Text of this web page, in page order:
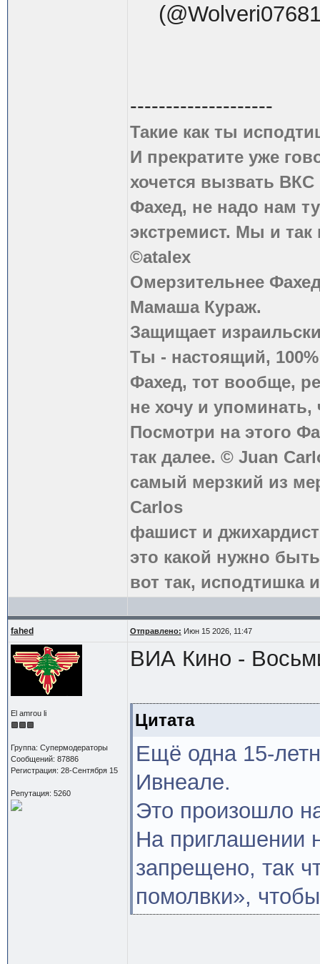
--------------------
Такие как ты
И прекратите уже
хочется вызвать
Фахед, не надо нам
экстремист. Мы и
©atalex
Омерзительнее
Мамаша Кураж.
Защищает
Ты - настоящий,
Фахед, тот вообще,
не хочу и
Посмотри на этого
так далее. © Juan
самый мерзкий из
Carlos
фашист и
это какой нужно
вот так, исподтишка
fahed Отправлено: Июн 15 2026, 11:47
El amrou li
Группа: Супермодераторы
Сообщений: 87886
Регистрация: 28-Сентября 15
Репутация: 5260
ВИА Кино -
Цитата
Ещё одна 15-
Ивнеале.
Это произошло
На приглашении
запрещено, так
помолвки»,